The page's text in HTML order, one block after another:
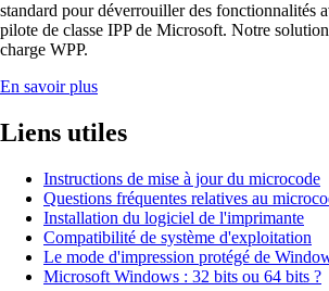
standard pour déverrouiller des fonctionnalités
pilote de classe IPP de Microsoft. Notre
charge WPP.
En savoir plus
Liens utiles
Instructions de mise à jour du microcode
Questions fréquentes relatives au
Installation du logiciel de l'imprimante
Compatibilité de système d'exploitation
Le mode d'impression protégé de
Microsoft Windows : 32 bits ou 64 bits ?